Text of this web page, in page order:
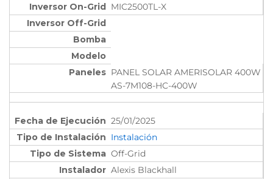
MIC2500TL-X
PANEL SOLAR AMERISOLAR 400W
AS-7M108-HC-400W
25/01/2025
Instalación
Off-Grid
Alexis Blackhall